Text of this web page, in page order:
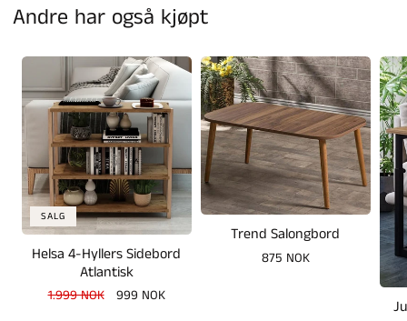
Andre har også kjøpt
SALG
Helsa 4-Hyllers Sidebord
Atlantisk
Vanlig
1.999 NOK Salgspris
999 NOK
Trend Salongbord
Vanlig
875 NOK